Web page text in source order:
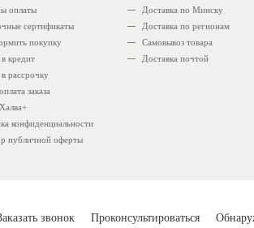
оплаты
сертификаты
покупку
кредит
рассрочку
заказа
конфиденциальности
публичной оферты
Доставка по Минску
Доставка по регионам
Самовывоз товара
Доставка почтой
звонок Проконсультироваться